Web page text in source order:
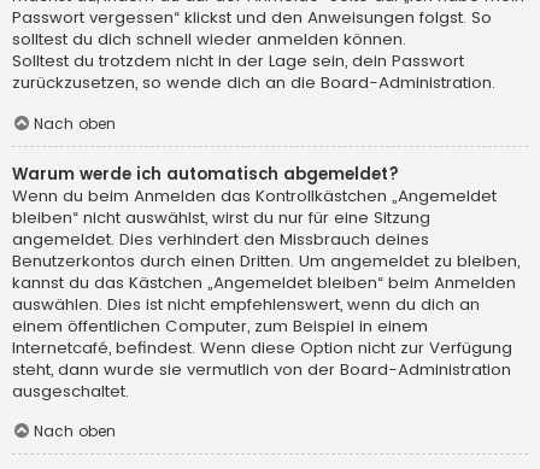
Passwort vergessen“ klickst und den Anweisungen folgst. So
solltest du dich schnell wieder anmelden können.
Solltest du trotzdem nicht in der Lage sein, dein Passwort
zurückzusetzen, so wende dich an die Board-Administration.
Nach oben
Warum werde ich automatisch abgemeldet?
Wenn du beim Anmelden das Kontrollkästchen „Angemeldet
bleiben“ nicht auswählst, wirst du nur für eine Sitzung
angemeldet. Dies verhindert den Missbrauch deines
Benutzerkontos durch einen Dritten. Um angemeldet zu bleiben,
kannst du das Kästchen „Angemeldet bleiben“ beim Anmelden
auswählen. Dies ist nicht empfehlenswert, wenn du dich an
einem öffentlichen Computer, zum Beispiel in einem
Internetcafé, befindest. Wenn diese Option nicht zur Verfügung
steht, dann wurde sie vermutlich von der Board-Administration
ausgeschaltet.
Nach oben